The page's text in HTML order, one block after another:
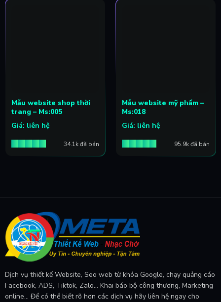
Mẫu website shop thời
trang – Ms:005
Giá: liên hệ
34.1k đã bán
Mẫu website mỹ phẩm –
Ms:018
Giá: liên hệ
95.9k đã bán
Dịch vụ thiết kế Website, Seo web từ khóa Google, chạy quảng cáo
Facebook, ADS, Tiktok, Zalo... Khai báo bộ công thương, Marketing
online... Để có thể biết rõ hơn các dịch vụ hãy liên hệ ngay cho